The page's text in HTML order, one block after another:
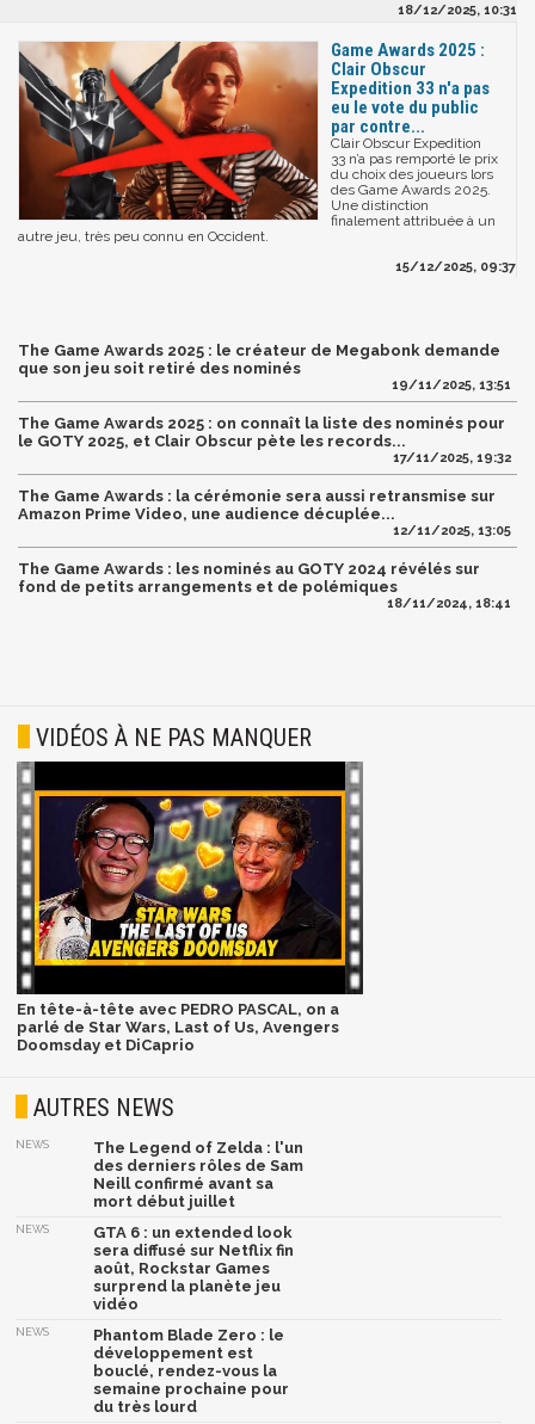
18/12/2025, 10:31
Game Awards 2025 :
Clair Obscur
Expedition 33 n'a pas
eu le vote du public
par contre...
Clair Obscur Expedition
33 n’a pas remporté le prix
du choix des joueurs lors
des Game Awards 2025.
Une distinction
finalement attribuée à un
autre jeu, très peu connu en Occident.
15/12/2025, 09:37
The Game Awards 2025 : le créateur de Megabonk demande
que son jeu soit retiré des nominés
19/11/2025, 13:51
The Game Awards 2025 : on connaît la liste des nominés pour
le GOTY 2025, et Clair Obscur pète les records...
17/11/2025, 19:32
The Game Awards : la cérémonie sera aussi retransmise sur
Amazon Prime Video, une audience décuplée...
12/11/2025, 13:05
The Game Awards : les nominés au GOTY 2024 révélés sur
fond de petits arrangements et de polémiques
18/11/2024, 18:41
VIDÉOS À NE PAS MANQUER
En tête-à-tête avec PEDRO PASCAL, on a
parlé de Star Wars, Last of Us, Avengers
Doomsday et DiCaprio
AUTRES NEWS
NEWS
The Legend of Zelda : l'un
des derniers rôles de Sam
Neill confirmé avant sa
mort début juillet
NEWS
GTA 6 : un extended look
sera diffusé sur Netflix fin
août, Rockstar Games
surprend la planète jeu
vidéo
NEWS
Phantom Blade Zero : le
développement est
bouclé, rendez-vous la
semaine prochaine pour
du très lourd